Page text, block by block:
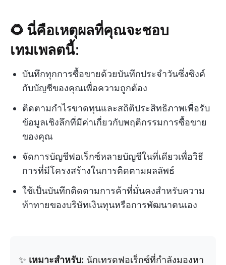
🌻 นี่คือเหตุผลที่คุณจะชอบ
เทมเพลตนี้:
บันทึกทุกการซื้อขายด้วยบันทึกประจำวันซึ่งซิงค์
กับบัญชีของคุณเพื่อความถูกต้อง
ติดตามกำไรขาดทุนและสถิติประสิทธิภาพเพื่อรับ
ข้อมูลเชิงลึกที่มีค่าเกี่ยวกับพฤติกรรมการซื้อขาย
ของคุณ
จัดการบัญชีฟอเร็กซ์หลายบัญชีในที่เดียวเพื่อวิธี
การที่มีโครงสร้างในการติดตามผลลัพธ์
ใช้เป็นบันทึกติดตามการค้าที่มั่นคงสำหรับความ
ท้าทายของบริษัทเงินทุนหรือการพัฒนาตนเอง
✨ เหมาะสำหรับ: นักเทรดฟอเร็กซ์ที่กำลังมองหา